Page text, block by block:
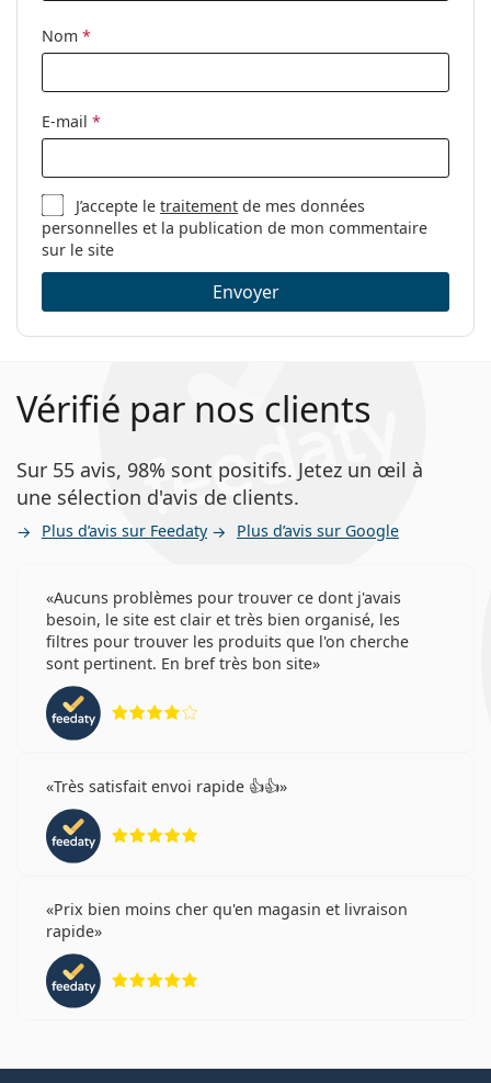
nettoyage:
Sexe:
Catégorie:
Marque:
Gucci
Code:
GG1428O 009 55
Nom *
E-mail *
J’accepte letraitement de mes données
personnelles et la publication de mon commentaire
sur le site
Envoyer
Vérifié par nos clients
Sur 55 avis, 98% sont positifs. Jetez un œil à
une sélection d'avis de clients.
Plus d’avis sur Feedaty Plus d’avis sur Google
Aucuns problèmes pour trouver ce dont j'avais
besoin, le site est clair et très bien organisé, les
filtres pour trouver les produits que l'on cherche
sont pertinent. En bref très bon site
Très satisfait envoi rapide 👍👍
Prix bien moins cher qu'en magasin et livraison
rapide